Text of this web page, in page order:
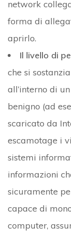
network
forma di
aprirlo.
Il livello di
che si
all’interno di
benigno (ad
scaricato da
escamotage i
sistemi
informazioni
sicuramente
capace di
computer,